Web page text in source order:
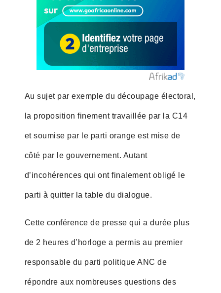
Au sujet par exemple du découpage électoral,
la proposition finement travaillée par la C14
et soumise par le parti orange est mise de
côté par le gouvernement. Autant
d’incohérences qui ont finalement obligé le
parti à quitter la table du dialogue.
Cette conférence de presse qui a durée plus
de 2 heures d’horloge a permis au premier
responsable du parti politique ANC de
répondre aux nombreuses questions des